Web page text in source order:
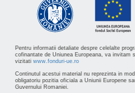
Pentru informatii detaliate despre celelalte
cofinantate de Uniunea Europeana, va invitam
vizitati www.fonduri-ue.ro
Continutul acestui material nu reprezinta in mod
obligatoriu pozitia oficiala a Uniunii Europene
Guvernului Romaniei.